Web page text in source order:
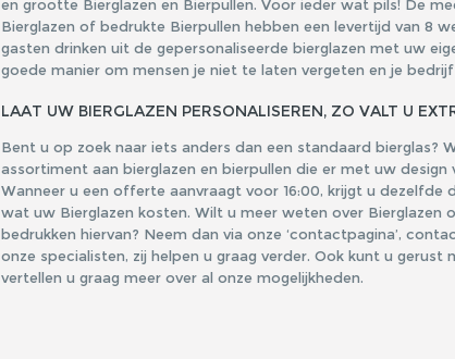
en grootte Bierglazen en Bierpullen. Voor ieder wat pils! De
Bierglazen of bedrukte Bierpullen hebben een levertijd van 8
gasten drinken uit de gepersonaliseerde bierglazen met uw
goede manier om mensen je niet te laten vergeten en je
LAAT UW BIERGLAZEN PERSONALISEREN, ZO VALT U
Bent u op zoek naar iets anders dan een standaard bierglas?
assortiment aan bierglazen en bierpullen die er met uw design
Wanneer u een offerte aanvraagt voor 16:00, krijgt u dezelfde
wat uw Bierglazen kosten. Wilt u meer weten over Bierglazen
bedrukken hiervan? Neem dan via onze ‘contactpagina’,
onze specialisten, zij helpen u graag verder. Ook kunt u gerust
vertellen u graag meer over al onze mogelijkheden.